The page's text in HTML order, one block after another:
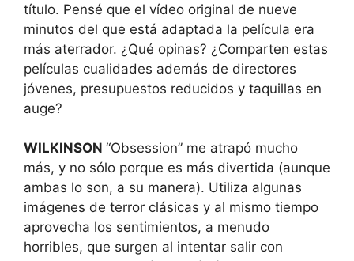
título. Pensé que el vídeo original de nueve
minutos del que está adaptada la película era
más aterrador. ¿Qué opinas? ¿Comparten estas
películas cualidades además de directores
jóvenes, presupuestos reducidos y taquillas en
auge?
WILKINSON “Obsession” me atrapó mucho
más, y no sólo porque es más divertida (aunque
ambas lo son, a su manera). Utiliza algunas
imágenes de terror clásicas y al mismo tiempo
aprovecha los sentimientos, a menudo
horribles, que surgen al intentar salir con